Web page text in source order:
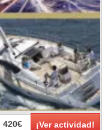
¡Ver actividad!
420€